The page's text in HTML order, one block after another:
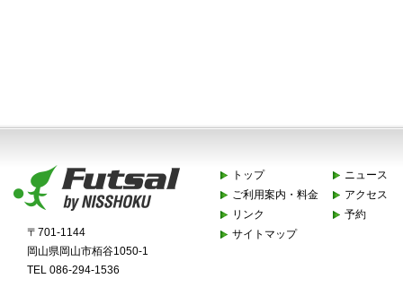
〒701-1144
岡山県岡山市栢谷1050-1
TEL 086-294-1536
トップ
ニュース
ご利用案内・料金
アクセス
リンク
予約
サイトマップ